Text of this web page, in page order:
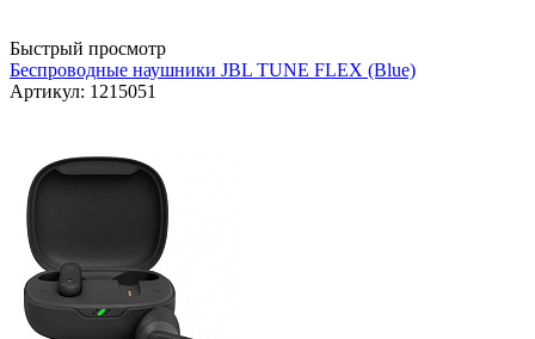
Быстрый просмотр
Беспроводные наушники JBL TUNE FLEX (Blue)
Артикул: 1215051